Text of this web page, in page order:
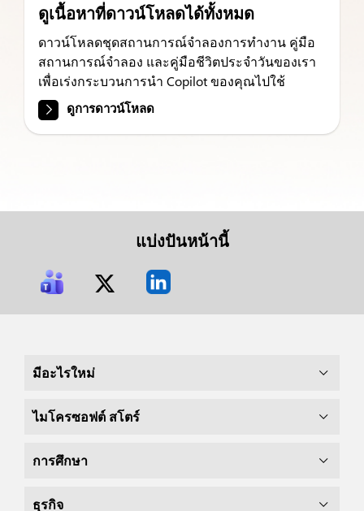
ดูเนื้อหาที่ดาวน์โหลดได้ทั้งหมด
ดาวน์โหลดชุดสถานการณ์จำลองการทำงาน คู่มือ
สถานการณ์จำลอง และคู่มือชีวิตประจำวันของเรา
เพื่อเร่งกระบวนการนำ Copilot ของคุณไปใช้
ดูการดาวน์โหลด
แบ่งปันหน้านี้
มีอะไรใหม่
ไมโครซอฟต์ สโตร์
การศึกษา
ธุรกิจ